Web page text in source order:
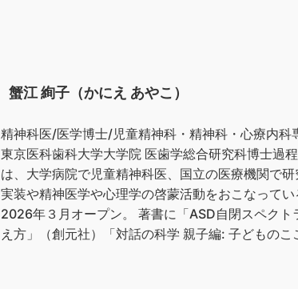
蟹江 絢子（かにえ あやこ）
精神科医/医学博士/児童精神科・精神科・心療内科
東京医科歯科大学大学院 医歯学総合研究科博士過
は、大学病院で児童精神科医、国立の医療機関で
実装や精神医学や心理学の啓蒙活動をおこなって
2026年３月オープン。 著書に「ASD自閉スペク
え方」（創元社）「対話の科学 親子編: 子どもの